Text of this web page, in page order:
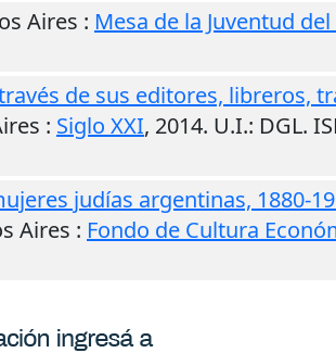
Aires : Mesa de la Juventud
de sus editores, libreros,
: Siglo XXI, 2014. U.I.: DGL.
judías argentinas, 1880-
Aires : Fondo de Cultura